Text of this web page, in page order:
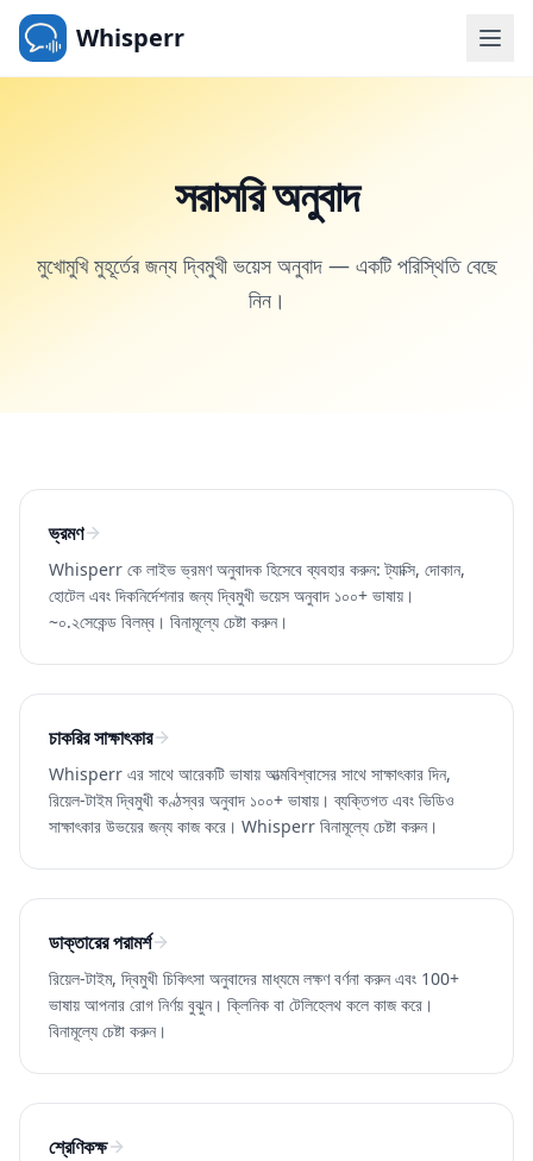
Whisperr
সরাসরি অনুবাদ
মুখোমুখি মুহূর্তের জন্য দ্বিমুখী ভয়েস অনুবাদ — একটি পরিস্থিতি বেছে
নিন।
ভ্রমণ
Whisperr কে লাইভ ভ্রমণ অনুবাদক হিসেবে ব্যবহার করুন: ট্যাক্সি, দোকান,
হোটেল এবং দিকনির্দেশনার জন্য দ্বিমুখী ভয়েস অনুবাদ ১০০+ ভাষায়।
~০.২সেকেন্ড বিলম্ব। বিনামূল্যে চেষ্টা করুন।
চাকরির সাক্ষাৎকার
Whisperr এর সাথে আরেকটি ভাষায় আত্মবিশ্বাসের সাথে সাক্ষাৎকার দিন,
রিয়েল-টাইম দ্বিমুখী কণ্ঠস্বর অনুবাদ ১০০+ ভাষায়। ব্যক্তিগত এবং ভিডিও
সাক্ষাৎকার উভয়ের জন্য কাজ করে। Whisperr বিনামূল্যে চেষ্টা করুন।
ডাক্তারের পরামর্শ
রিয়েল-টাইম, দ্বিমুখী চিকিৎসা অনুবাদের মাধ্যমে লক্ষণ বর্ণনা করুন এবং 100+
ভাষায় আপনার রোগ নির্ণয় বুঝুন। ক্লিনিক বা টেলিহেলথ কলে কাজ করে।
বিনামূল্যে চেষ্টা করুন।
শ্রেণিকক্ষ